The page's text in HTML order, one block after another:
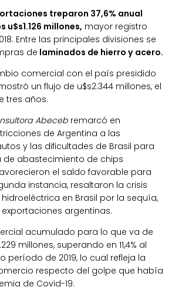
treparon 37,6% anual
u$s1.126 millones, mayor registro
Entre las principales divisiones se
de laminados de hierro y acero.
comercial con el país presidido
un flujo de u$s2.344 millones, el
tres años.
Abeceb remarcó en
de Argentina a las
y las dificultades de Brasil para
de abastecimiento de chips
el saldo favorable para
instancia, resaltaron la crisis
en Brasil por la sequía,
argentinas.
acumulado para lo que va de
millones, superando en 11,4% al
período de 2019, lo cual refleja la
respecto del golpe que había
de Covid-19.